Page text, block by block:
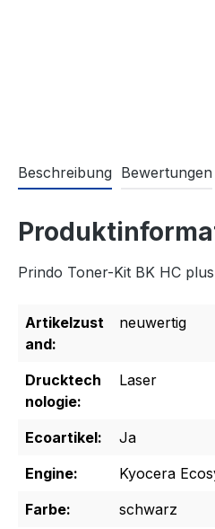
Beschreibung Bewertungen
Prindo Toner-Kit BK HC
Artikelzust
and:
neuwertig
Drucktech
nologie:
Laser
Ecoartikel:
Ja
Engine:
Kyocera
Farbe:
schwarz